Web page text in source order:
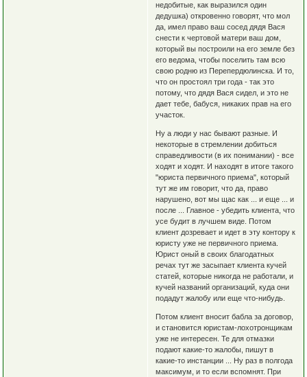
недобитые, как выразился один
дедушка) откровенно говорят, что мол
да, имел право ваш сосед дядя Вася
снести к чертовой матери ваш дом,
который вы построили на его земле без
его ведома, чтобы поселить там всю
свою родню из Перепердюлинска. И то,
что он простоял три года - так это
потому, что дядя Вася сидел, и это не
дает тебе, бабуся, никаких прав на его
участок.
Ну а люди у нас бывают разные. И
некоторые в стремлении добиться
справедливости (в их понимании) - все
ходят и ходят. И находят в итоге такого
"юриста первичного приема", который
тут же им говорит, что да, право
нарушено, вот мы щас как ... и еще ... и
после ... Главное - убедить клиента, что
усе будит в лучшем виде. Потом
клиент дозревает и идет в эту контору к
юристу уже не первичного приема.
Юрист оный в своих благодатных
речах тут же засыпает клиента кучей
статей, которые никогда не работали, и
кучей названий организаций, куда они
подадут жалобу или еще что-нибудь.
Потом клиент вносит бабла за договор,
и становится юристам-лохотронщикам
уже не интересен. Те для отмазки
подают какие-то жалобы, пишут в
какие-то инстанции ... Ну раз в полгода
максимум, и то если вспомнят. При